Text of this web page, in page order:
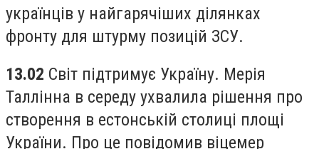
українців у найгарячіших ділянках
фронту для штурму позицій ЗСУ.
13.02 Світ підтримує Україну. Мерія
Таллінна в середу ухвалила рішення про
створення в естонській столиці площі
України. Про це повідомив віцемер